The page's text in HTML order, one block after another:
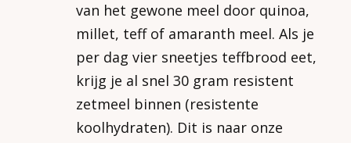
van het gewone meel door quinoa,
millet, teff of amaranth meel. Als je
per dag vier sneetjes teffbrood eet,
krijg je al snel 30 gram resistent
zetmeel binnen (resistente
koolhydraten). Dit is naar onze